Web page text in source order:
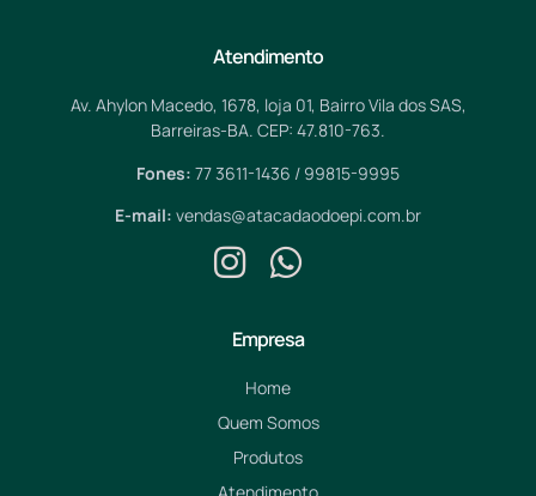
Atendimento
Av. Ahylon Macedo, 1678, loja 01, Bairro Vila dos SAS,
Barreiras-BA. CEP: 47.810-763.
Fones: 77 3611-1436 / 99815-9995
E-mail: vendas@atacadaodoepi.com.br
Empresa
Home
Quem Somos
Produtos